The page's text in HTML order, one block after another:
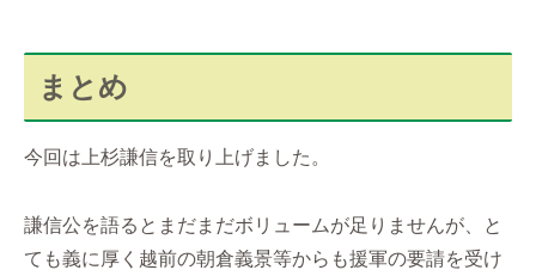
まとめ
今回は上杉謙信を取り上げました。
謙信公を語るとまだまだボリュームが足りませんが、と
ても義に厚く越前の朝倉義景等からも援軍の要請を受け